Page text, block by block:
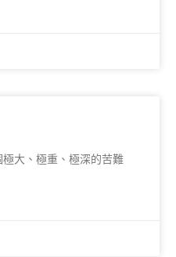
大、極重、極深的苦難